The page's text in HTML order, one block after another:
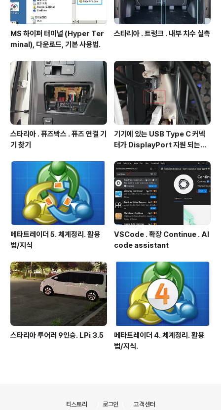
MS 하이퍼 터미널 (Hyper Ter
minal), 다운로드, 기본 사용법.
스타리아 . 트렁크 . 내부 치수 실측
스타리아 . 퓨즈박스 . 퓨즈 연결 기
기 찾기
기기에 있는 USB Type C 커넥
터가 DisplayPort 지원 되는지
메타트레이더 5. 체계정리. 활용
법/지식
VSCode . 확장 Continue . AI
code assistant
스타리아 투어러 9인승. LPi 3.5
메타트레이더 4. 체계정리. 활용
법/지식.
티스토리 로그인 고객센터